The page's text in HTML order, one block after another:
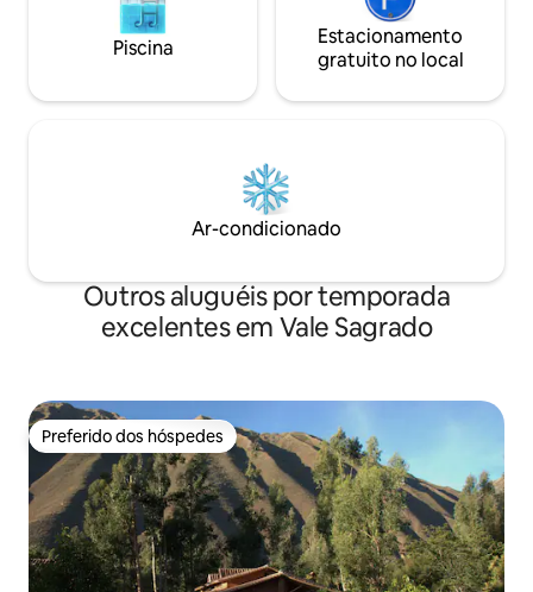
Piscina
Estacionamento
gratuito no local
Ar-condicionado
Outros aluguéis por temporada
excelentes em Vale Sagrado
Preferido dos hóspedes
Preferido dos hóspedes